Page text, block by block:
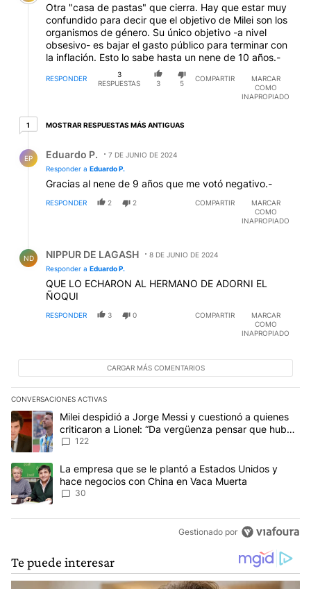
Otra "casa de pastas" que cierra. Hay que estar muy
confundido para decir que el objetivo de Milei son los
organismos de género. Su único objetivo -a nivel
obsesivo- es bajar el gasto público para terminar con
la inflación. Esto lo sabe hasta un nene de 10 años.-
RESPONDER
3
RESPUESTAS
3 5
COMPARTIR
MARCAR
COMO
INAPROPIADO
11 respuesta más antiguas
MOSTRAR RESPUESTAS MÁS ANTIGUAS
EP Eduardo P.
7 DE JUNIO DE 2024
Responder a Eduardo P.
Gracias al nene de 9 años que me votó negativo.-
RESPONDER 2 2 COMPARTIR
MARCAR
COMO
INAPROPIADO
ND NIPPUR DE LAGASH
8 DE JUNIO DE 2024
Responder a Eduardo P.
QUE LO ECHARON AL HERMANO DE ADORNI EL
ÑOQUI
RESPONDER 3 0 COMPARTIR
MARCAR
COMO
INAPROPIADO
CARGAR MÁS COMENTARIOS
CONVERSACIONES ACTIVAS
Este listado muestra los artículos con más comentarios en los
Un artículo de tendencia con el título "Milei despidió a Jorge
Milei despidió a Jorge Messi y cuestionó a quienes
criticaron a Lionel: “Da vergüenza pensar que hubo
anti-Messi”
122
Un artículo de tendencia con el título "La empresa que se le
La empresa que se le plantó a Estados Unidos y
hace negocios con China en Vaca Muerta
30
Gestionado por